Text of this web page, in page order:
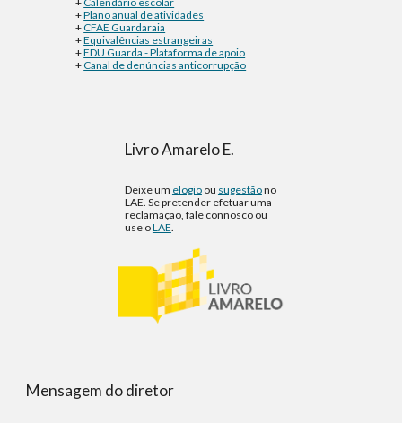
+Plano anual de atividades
+CFAE Guardaraia
+Equivalências estrangeiras
+EDU Guarda - Plataforma de apoio
+Canal de denúncias anticorrupção
Livro Amarelo E.
Deixe um elogioou sugestãono
LAE. Se pretender efetuar uma
reclamação, fale connoscoou
use oLAE.
Mensagem do diretor